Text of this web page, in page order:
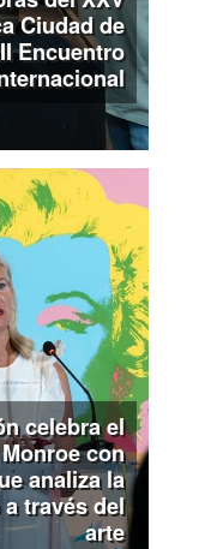
Ciudad de
Encuentro
celebra el
con
analiza la
través del
arte